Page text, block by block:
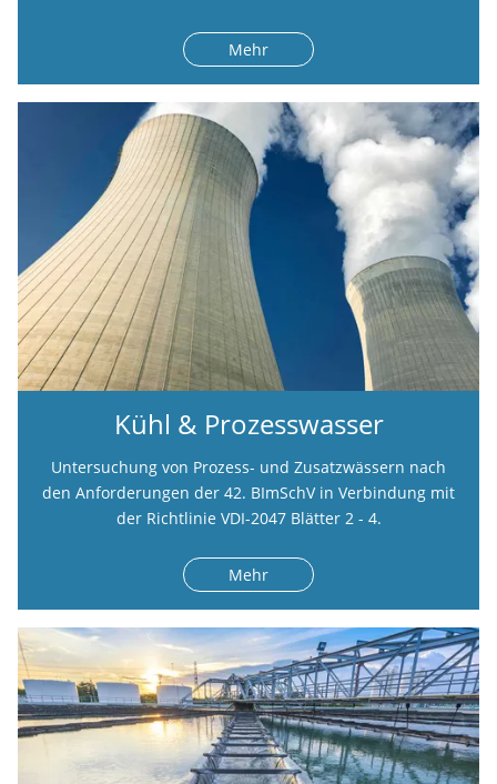
Mehr
Kühl & Prozesswasser
Untersuchung von Prozess- und Zusatzwässern nach
den Anforderungen der 42. BImSchV in Verbindung mit
der Richtlinie VDI-2047 Blätter 2 - 4.
Mehr